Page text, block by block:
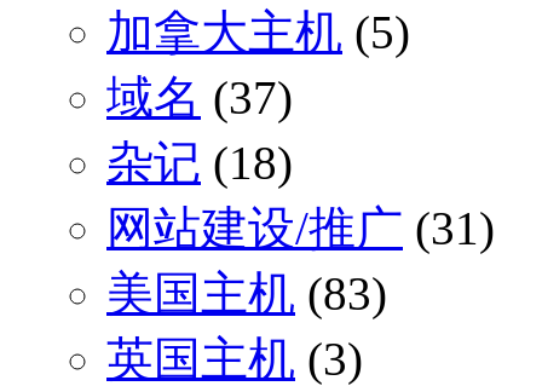
加拿大主机 (5)
域名 (37)
杂记 (18)
网站建设/推广 (31)
美国主机 (83)
英国主机 (3)